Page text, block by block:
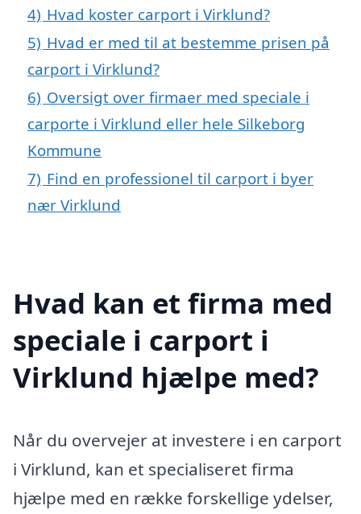
4) Hvad koster carport i Virklund?
5) Hvad er med til at bestemme prisen på
carport i Virklund?
6) Oversigt over firmaer med speciale i
carporte i Virklund eller hele Silkeborg
Kommune
7) Find en professionel til carport i byer
nær Virklund
Hvad kan et firma med
speciale i carport i
Virklund hjælpe med?
Når du overvejer at investere i en carport
i Virklund, kan et specialiseret firma
hjælpe med en række forskellige ydelser,